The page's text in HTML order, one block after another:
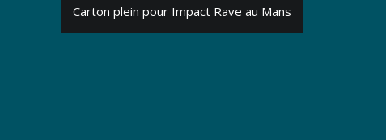
Carton plein pour Impact Rave au Mans